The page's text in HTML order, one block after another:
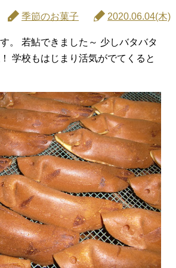
季節のお菓子 2020.06.04(木)
。 若鮎できました～ 少しバタバタ
学校もはじまり活気がでてくると